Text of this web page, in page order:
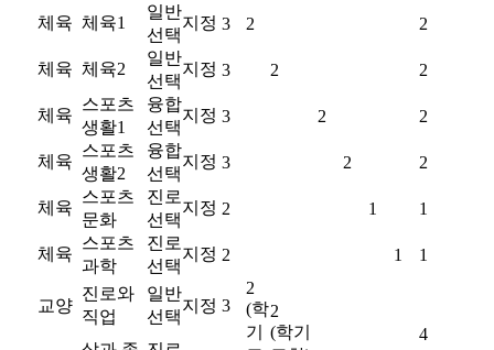
체육 체육1
일반
선택
지정 3 2 2
체육 체육2
일반
선택
지정 3 2 2
체육
스포츠
생활1
융합
선택
지정 3 2 2
체육
스포츠
생활2
융합
선택
지정 3 2 2
체육
스포츠
문화
진로
선택
지정 2 1 1
체육
스포츠
과학
진로
선택
지정 2 1 1
교양
진로와
직업
일반
선택
지정 3
2
(학
기
2
(학기
4